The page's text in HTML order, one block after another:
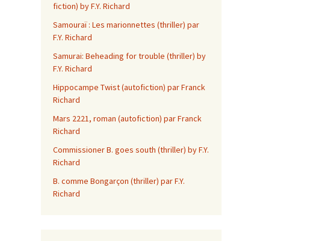
fiction) by F.Y. Richard
Samouraï : Les marionnettes (thriller) par
F.Y. Richard
Samurai: Beheading for trouble (thriller) by
F.Y. Richard
Hippocampe Twist (autofiction) par Franck
Richard
Mars 2221, roman (autofiction) par Franck
Richard
Commissioner B. goes south (thriller) by F.Y.
Richard
B. comme Bongarçon (thriller) par F.Y.
Richard